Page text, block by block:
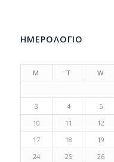
ΗΜΕΡΟΛΟΓΙΟ
M T W
3
4 5
10
11 12
17
18 19
24
25 26